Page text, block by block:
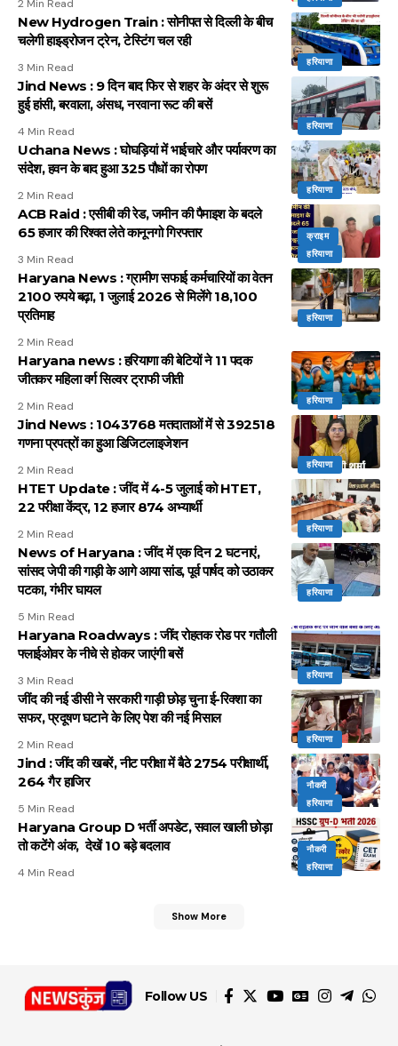
2 Min Read
हरियाणा
New Hydrogen Train : सोनीपत से दिल्ली के बीच
चलेगी हाइड्रोजन ट्रेन, टेस्टिंग चल रही
3 Min Read
हरियाणा
Jind News : 9 दिन बाद फिर से शहर के अंदर से शुरू
हुई हांसी, बरवाला, अंसध, नरवाना रूट की बसें
4 Min Read
हरियाणा
Uchana News : घोघड़ियां में भाईचारे और पर्यावरण का
संदेश, हवन के बाद हुआ 325 पौधों का रोपण
2 Min Read
क्राइम
हरियाणा
ACB Raid : एसीबी की रेड, जमीन की पैमाइश के बदले
65 हजार की रिश्वत लेते कानूनगो गिरफ्तार
3 Min Read
हरियाणा
Haryana News : ग्रामीण सफाई कर्मचारियों का वेतन
2100 रुपये बढ़ा, 1 जुलाई 2026 से मिलेंगे 18,100
प्रतिमाह
2 Min Read
हरियाणा
Haryana news : हरियाणा की बेटियों ने 11 पदक
जीतकर महिला वर्ग सिल्वर ट्राफी जीती
2 Min Read
हरियाणा
Jind News : 1043768 मतदाताओं में से 392518
गणना प्रपत्रों का हुआ डिजिटलाइजेशन
2 Min Read
हरियाणा
HTET Update : जींद में 4-5 जुलाई को HTET,
22 परीक्षा केंद्र, 12 हजार 874 अभ्यार्थी
2 Min Read
हरियाणा
News of Haryana : जींद में एक दिन 2 घटनाएं,
सांसद जेपी की गाड़ी के आगे आया सांड, पूर्व पार्षद को उठाकर
पटका, गंभीर घायल
5 Min Read
हरियाणा
Haryana Roadways : जींद रोहतक रोड पर गतौली
फ्लाईओवर के नीचे से होकर जाएंगी बसें
3 Min Read
हरियाणा
जींद की नई डीसी ने सरकारी गाड़ी छोड़ चुना ई-रिक्शा का
सफर, प्रदूषण घटाने के लिए पेश की नई मिसाल
2 Min Read
नौकरी
हरियाणा
Jind : जींद की खबरें, नीट परीक्षा में बैठे 2754 परीक्षार्थी,
264 गैर हाजिर
5 Min Read
नौकरी
हरियाणा
Haryana Group D भर्ती अपडेट, सवाल खाली छोड़ा
तो कटेंगे अंक, देखें 10 बड़े बदलाव
4 Min Read
Show More
Follow US